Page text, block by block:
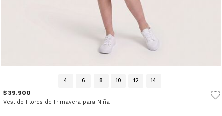
4 6 8 10 12 14
$ 39.900
Vestido Flores de Primavera para Niña